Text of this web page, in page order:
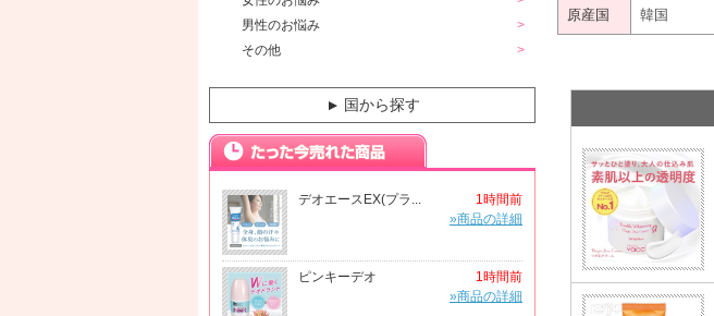
男性のお悩み
その他
▼ 国から探す
デオエースEX(プラ...
1時間前
»商品の詳細
ピンキーデオ
1時間前
»商品の詳細
原産国 韓国